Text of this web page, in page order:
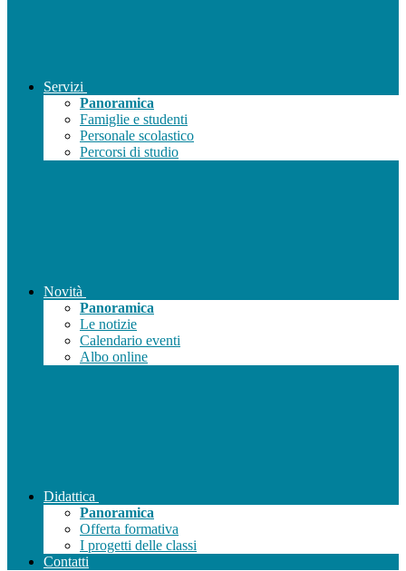
Servizi
Panoramica
Famiglie e studenti
Personale scolastico
Percorsi di studio
Novità
Panoramica
Le notizie
Calendario eventi
Albo online
Didattica
Panoramica
Offerta formativa
I progetti delle classi
Contatti